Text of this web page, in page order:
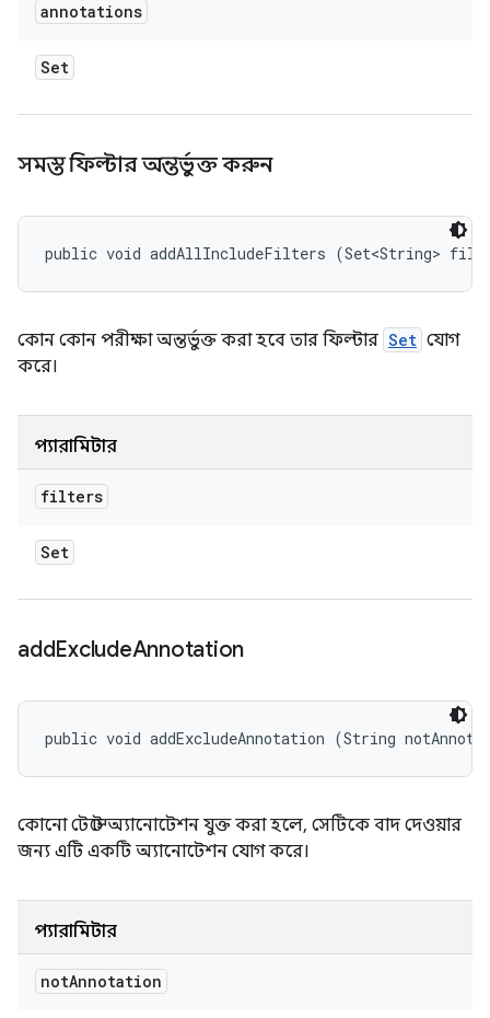
annotations
Set
সমস্ত ফিল্টার অন্তর্ভুক্ত করুন
public void addAllIncludeFilters (Set<String>
কোন কোন পরীক্ষা অন্তর্ভুক্ত করা হবে তার ফিল্টার Set যোগ
করে।
প্যারামিটার
filters
Set
addExcludeAnnotation
public void addExcludeAnnotation (String
কোনো টেস্টে অ্যানোটেশন যুক্ত করা হলে, সেটিকে বাদ দেওয়ার
জন্য এটি একটি অ্যানোটেশন যোগ করে।
প্যারামিটার
notAnnotation